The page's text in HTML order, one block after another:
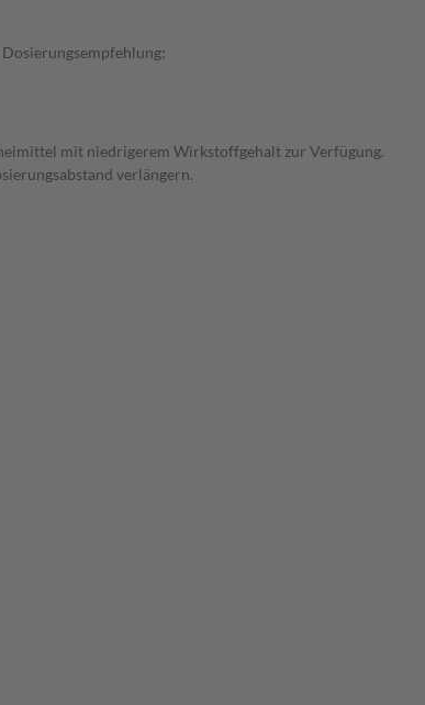
mit niedrigerem Wirkstoffgehalt zur Verfügung.
verlängern.